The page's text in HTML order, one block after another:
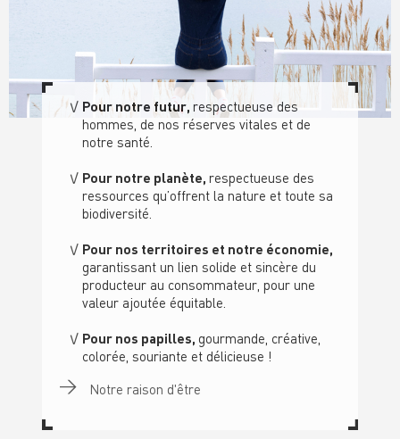
Pour notre futur,respectueuse des
hommes, de nos réserves vitales et de
notre santé.
Pour notre planète,respectueuse des
ressources qu’offrent la nature et toute sa
biodiversité.
Pour nos territoires et notre économie,
garantissant un lien solide et sincère du
producteur au consommateur, pour une
valeur ajoutée équitable.
Pour nos papilles, gourmande, créative,
colorée, souriante et délicieuse !
Notre raison d'être